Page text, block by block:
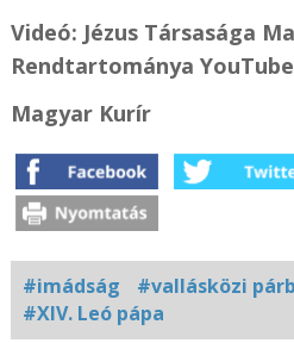
Videó: Jézus Társasága
Rendtartománya
Magyar Kurír
#imádság #vallásközi
#XIV. Leó pápa